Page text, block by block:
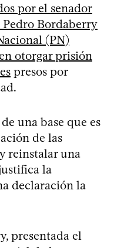
por el senador
Bordaberry
(PN)
otorgar prisión
presos por
una base que es
de las
reinstalar una
la
declaración la
presentada el